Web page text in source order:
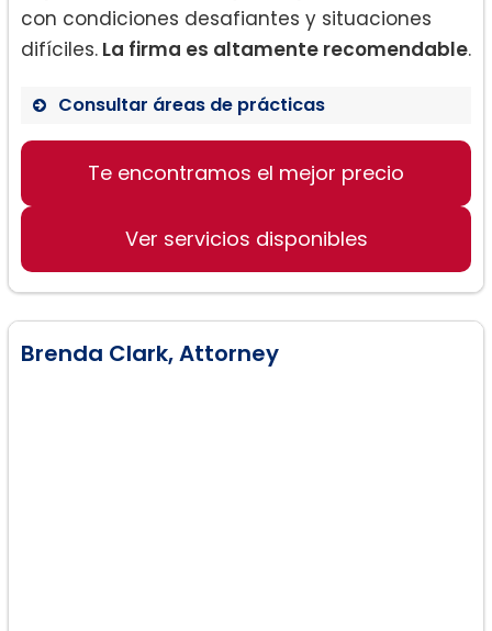
con condiciones desafiantes y situaciones
difíciles. La firma es altamente recomendable.
Consultar áreas de prácticas
Divorcio y separación
Modificación de acuerdos existentes
Te encontramos el mejor precio
Ver servicios disponibles
Brenda Clark, Attorney